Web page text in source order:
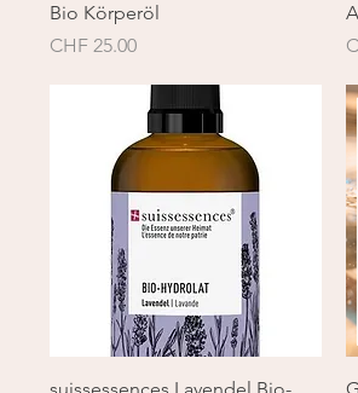
Bio Körperöl
Preis
CHF 25.00
Schnellansicht